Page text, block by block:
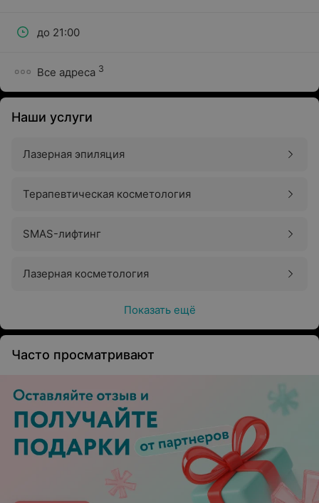
до 21:00
Все адреса 3
Наши услуги
Лазерная эпиляция
Терапевтическая косметология
SMAS-лифтинг
Лазерная косметология
Показать ещё
Часто просматривают